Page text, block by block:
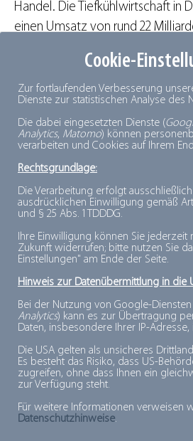
Cookie-
Zur fortlaufenden Verbesserung
Dienste zur statistischen Analyse des
Die dabei eingesetzten Dienste (
Analytics, Matomo) können
verarbeiten und Cookies auf Ihrem
Rechtsgrundlage:
Die Verarbeitung erfolgt
ausdrücklichen Einwilligung gemäß
und § 25 Abs. 1 TDDDG.
Ihre Einwilligung können Sie jederzeit
Zukunft widerrufen; bitte nutzen Sie
Einstellungen" am Ende der Seite.
Hinweis zur Datenübermittlung in die
Bei der Nutzung von Google-Diensten
Analytics) kann es zur Übertragung
Daten, insbesondere Ihrer IP-
Die USA gelten als unsicheres
Es besteht das Risiko, dass US-
zugreifen, ohne dass Ihnen ein
zur Verfügung steht.
Für weitere Informationen verweisen
Datenschutzhinweise.
Handel. Die Tiefkühlwirtschaft in
einen Umsatz von rund 22
Lebensmitteln.
Verbrauch von
dti-Absatzstatistik auf einen
Der Gesamtabsatz überschritt
von vier Millionen Tonnen. 2022
Konsument:innen laut GfK
unterschiedliche tiefgekühlte
Einkaufwagen gelegt.
Absatzmarkt für Tiefkühlprodukte
Download:
Pressemeldung
Letzte Änderung: 14.08.2024